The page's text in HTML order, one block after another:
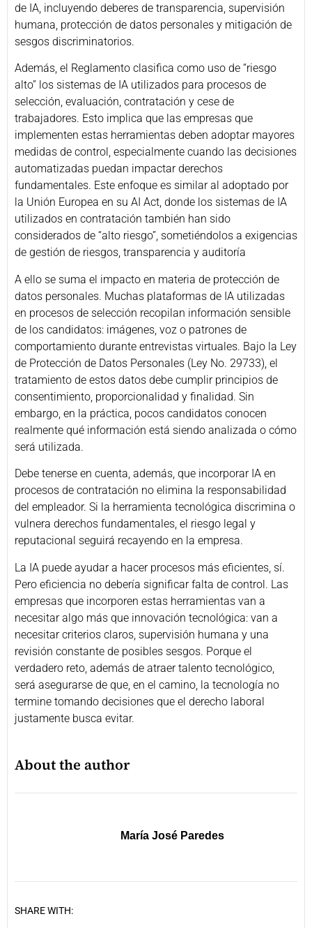
de IA, incluyendo deberes de transparencia, supervisión
humana, protección de datos personales y mitigación de
sesgos discriminatorios.
Además, el Reglamento clasifica como uso de “riesgo
alto” los sistemas de IA utilizados para procesos de
selección, evaluación, contratación y cese de
trabajadores. Esto implica que las empresas que
implementen estas herramientas deben adoptar mayores
medidas de control, especialmente cuando las decisiones
automatizadas puedan impactar derechos
fundamentales. Este enfoque es similar al adoptado por
la Unión Europea en su AI Act, donde los sistemas de IA
utilizados en contratación también han sido
considerados de “alto riesgo”, sometiéndolos a exigencias
de gestión de riesgos, transparencia y auditoría
A ello se suma el impacto en materia de protección de
datos personales. Muchas plataformas de IA utilizadas
en procesos de selección recopilan información sensible
de los candidatos: imágenes, voz o patrones de
comportamiento durante entrevistas virtuales. Bajo la Ley
de Protección de Datos Personales (Ley No. 29733), el
tratamiento de estos datos debe cumplir principios de
consentimiento, proporcionalidad y finalidad. Sin
embargo, en la práctica, pocos candidatos conocen
realmente qué información está siendo analizada o cómo
será utilizada.
Debe tenerse en cuenta, además, que incorporar IA en
procesos de contratación no elimina la responsabilidad
del empleador. Si la herramienta tecnológica discrimina o
vulnera derechos fundamentales, el riesgo legal y
reputacional seguirá recayendo en la empresa.
La IA puede ayudar a hacer procesos más eficientes, sí.
Pero eficiencia no debería significar falta de control. Las
empresas que incorporen estas herramientas van a
necesitar algo más que innovación tecnológica: van a
necesitar criterios claros, supervisión humana y una
revisión constante de posibles sesgos. Porque el
verdadero reto, además de atraer talento tecnológico,
será asegurarse de que, en el camino, la tecnología no
termine tomando decisiones que el derecho laboral
justamente busca evitar.
About the author
María José Paredes
SHARE WITH: